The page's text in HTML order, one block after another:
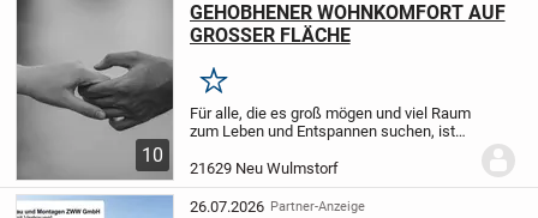
10
GEHOBHENER WOHNKOMFORT AUF
GROSSER FLÄCHE
Merken
Für alle, die es groß mögen und viel Raum
zum Leben und Entspannen suchen, ist
Objekt. Auf die künftigen
Eigenheimbewohner wartet hier eine
Grundfläche von mehr...
21629 Neu Wulmstorf
26.07.2026 Partner-Anzeige